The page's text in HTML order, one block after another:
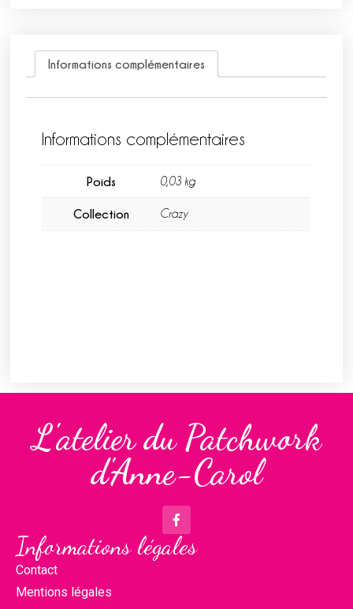
Informations complémentaires
Informations complémentaires
Poids 0,03 kg
Collection Crazy
L'atelier du Patchwork
d'Anne-Carol
Informations légales
Contact
Mentions légales